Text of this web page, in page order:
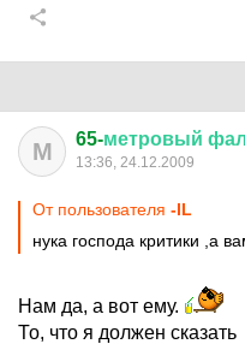
М 65-метровый
13:36, 24.12.2009
От пользователя -IL
нука господа критики ,а
Нам да, а вот ему.
То, что я должен сказать